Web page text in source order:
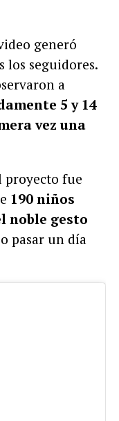
generó
los seguidores.
a
5 y 14
vez una
proyecto fue
190 niños
noble gesto
pasar un día